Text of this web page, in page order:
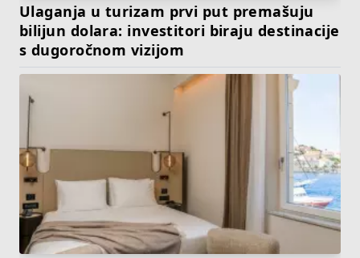
Ulaganja u turizam prvi put premašuju
bilijun dolara: investitori biraju destinacije
s dugoročnom vizijom